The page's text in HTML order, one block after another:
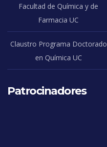
Facultad de Química y de
Farmacia UC
Claustro Programa Doctorado
en Química UC
Patrocinadores